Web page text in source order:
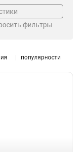
ток
фильтры
популярности